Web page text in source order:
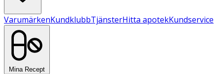
VarumärkenKundklubbTjänsterHitta apotekKundservice
Mina Recept